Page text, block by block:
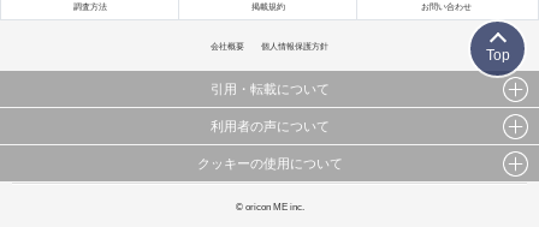
調査方法 掲載規約 お問い合わせ
会社概要 個人情報保護方針
引用・転載について
当サイトで公開されている情報（文字、写真、イラスト、画像データ等）及びこれらの配置・
これらの情報を権利者の許可なく無断転載・複製などの二次利用を行うことは固く禁じており
利用者の声について
当サイトに掲載している内容はすべてサービスの利用者が提出された見解・感想です。
弊社の見解・ 意見ではないことをご理解いただいた上でご覧ください。
クッキーの使用について
このサイトでは Cookie を使用して、ユーザーに合わせたコンテンツや広告の表示、ソーシャル
© oricon ME inc.
Top